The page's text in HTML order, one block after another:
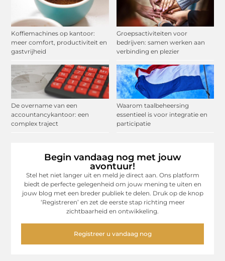
Koffiemachines op kantoor:
meer comfort, productiviteit en
gastvrijheid
Groepsactiviteiten voor
bedrijven: samen werken aan
verbinding en plezier
De overname van een
accountancykantoor: een
complex traject
Waarom taalbeheersing
essentieel is voor integratie en
participatie
Begin vandaag nog met jouw
avontuur!
Stel het niet langer uit en meld je direct aan. Ons platform
biedt de perfecte gelegenheid om jouw mening te uiten en
jouw blog met een breder publiek te delen. Druk op de knop
‘Registreren’ en zet de eerste stap richting meer
zichtbaarheid en ontwikkeling.
Registreer u vandaag nog